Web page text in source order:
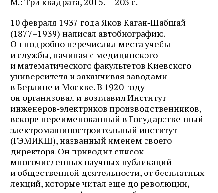
10 февраля 1937 года Яков Каган‑Шабшай
(1877–1939) написал автобиографию.
Он подробно перечислил места учебы
и службы, начиная с медицинского
и математического факультетов Киевского
университета и заканчивая заводами
в Берлине и Москве. В 1920 году
он организовал и возглавил Институт
инженеров‑электриков производственников,
вскоре переименованный в Государственный
электромашиностроительный институт
(ГЭМИКШ), названный именем своего
директора. Он приводит список
многочисленных научных публикаций
и общественной деятельности, от бесплатных
лекций, которые читал еще до революции,
Журнал ЛЕХАИМ в вашем
email
Подпишитесь на рассылку журнала ЛЕХАИМ и получайте
самые интересные публикации с сайта по электронной